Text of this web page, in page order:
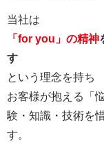
当社は
「for you」の精神
す
という理念を持ち
お客様が抱える「
験・知識・技術を
す。